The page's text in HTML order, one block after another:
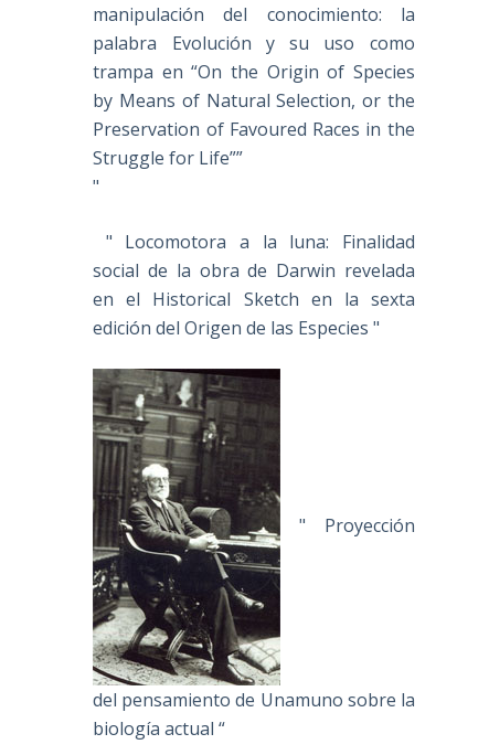
manipulación del conocimiento: la
palabra Evolución y su uso como
trampa en “On the Origin of Species
by Means of Natural Selection, or the
Preservation of Favoured Races in the
Struggle for Life””
"
" Locomotora a la luna: Finalidad
social de la obra de Darwin revelada
en el Historical Sketch en la sexta
edición del Origen de las Especies "
" Proyección
del pensamiento de Unamuno sobre la
biología actual “